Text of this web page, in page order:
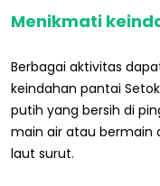
Menikmati
Berbagai aktivitas
keindahan pantai
putih yang bersih di
main air atau bermain
laut surut.